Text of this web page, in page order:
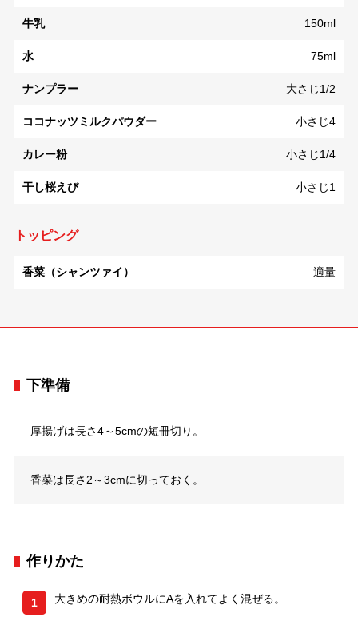
牛乳 150ml
水 75ml
ナンプラー 大さじ1/2
ココナッツミルクパウダー 小さじ4
カレー粉 小さじ1/4
干し桜えび 小さじ1
トッピング
香菜（シャンツァイ） 適量
下準備
厚揚げは長さ4～5cmの短冊切り。
香菜は長さ2～3cmに切っておく。
作りかた
1 大きめの耐熱ボウルにAを入れてよく混ぜる。